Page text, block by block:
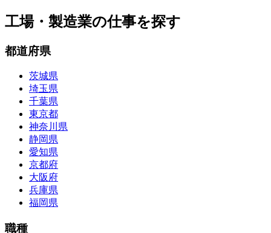
工場・製造業の仕事を探す
都道府県
茨城県
埼玉県
千葉県
東京都
神奈川県
静岡県
愛知県
京都府
大阪府
兵庫県
福岡県
職種